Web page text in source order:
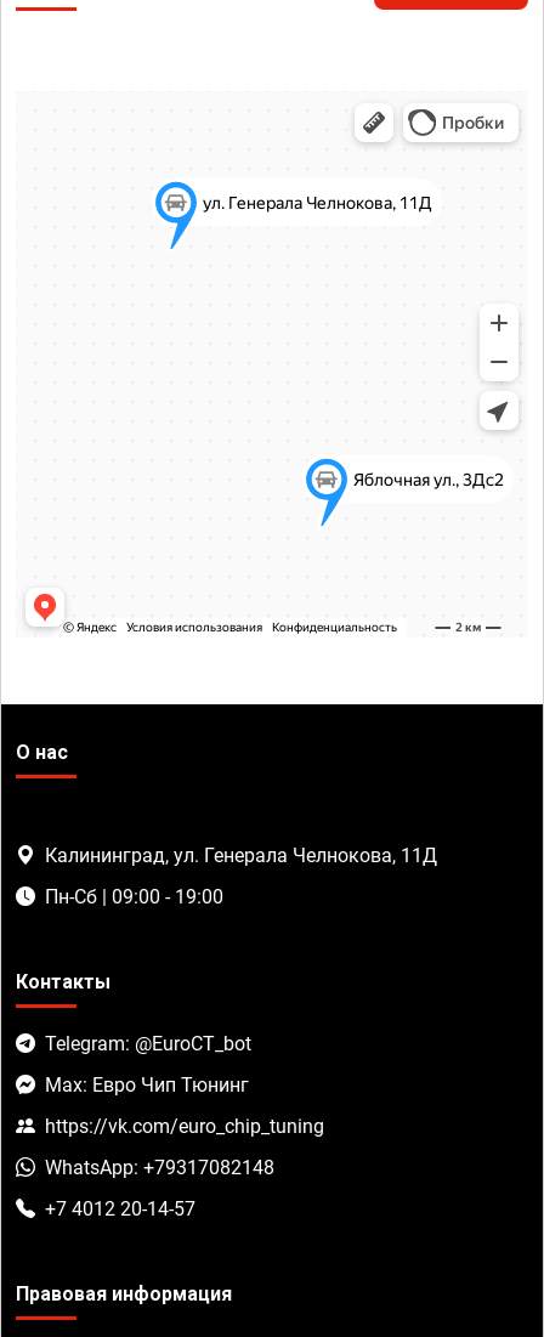
О нас
Калининград, ул. Генерала Челнокова, 11Д
Пн-Сб | 09:00 - 19:00
Контакты
Telegram: @EuroCT_bot
Max: Евро Чип Тюнинг
https://vk.com/euro_chip_tuning
WhatsApp: +79317082148
+7 4012 20-14-57
Правовая информация